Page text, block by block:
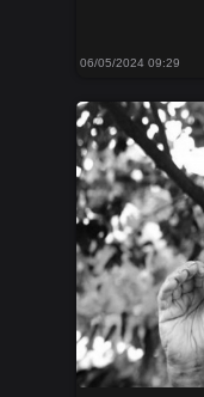
06/05/2024 09:29